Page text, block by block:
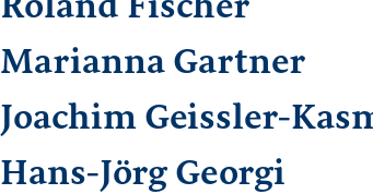
Marianna Gartner
Joachim Geissler-
Hans-Jörg Georgi